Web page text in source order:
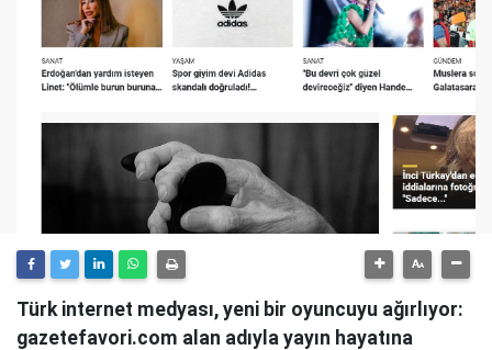
Türk internet medyası, yeni bir oyuncuyu ağırlıyor:
gazetefavori.com alan adıyla yayın hayatına